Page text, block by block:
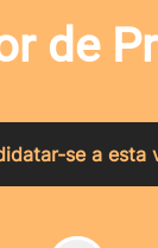
de
se a esta